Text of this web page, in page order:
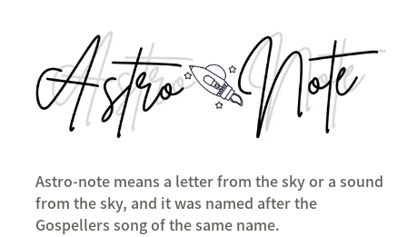
Astro-note means a letter from the sky or a sound
from the sky, and it was named after the
Gospellers song of the same name.